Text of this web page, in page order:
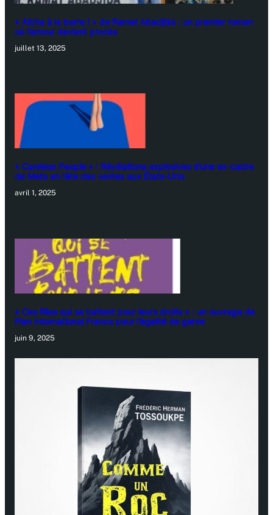
« Aïcha à la barre ! » de Ramat Abadjida : un premier roman
où l’amour devient procès
juillet 13, 2025
« Careless People » : Révélations explosives d’une ex-cadre
de Meta en tête des ventes aux États-Unis
avril 1, 2025
« Ces filles qui se battent pour leurs droits » : un ouvrage de
Plan International France pour l’égalité de genre
juin 9, 2025